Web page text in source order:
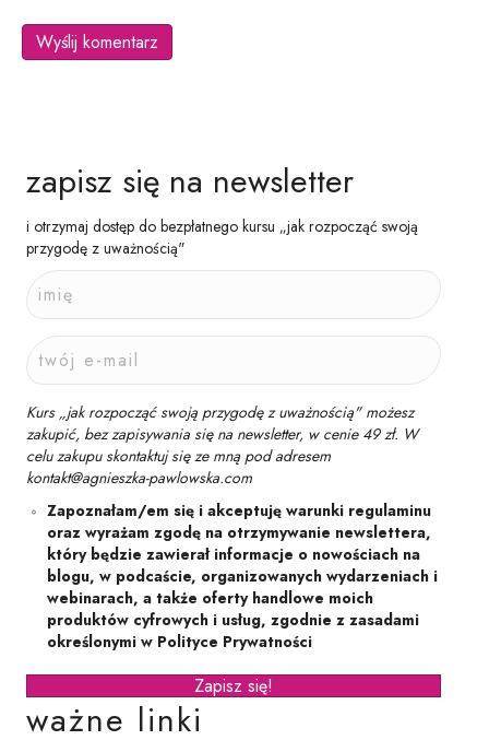
zapisz się na newsletter
i otrzymaj dostęp do bezpłatnego kursu „jak rozpocząć swoją
przygodę z uważnością"
Kurs „jak rozpocząć swoją przygodę z uważnością" możesz
zakupić, bez zapisywania się na newsletter, w cenie 49 zł. W
celu zakupu skontaktuj się ze mną pod adresem
kontakt@agnieszka-pawlowska.com
Zapoznałam/em się i akceptuję warunki regulaminu
oraz wyrażam zgodę na otrzymywanie newslettera,
który będzie zawierał informacje o nowościach na
blogu, w podcaście, organizowanych wydarzeniach i
webinarach, a także oferty handlowe moich
produktów cyfrowych i usług, zgodnie z zasadami
określonymi w Polityce Prywatności
Zapisz się!
ważne linki